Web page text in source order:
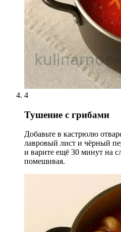
4
Тушение с грибами
Добавьте в кастрюлю
лавровый лист и чёрный
и варите ещё 30 минут на
помешивая.